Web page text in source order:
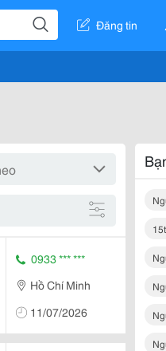
Đăng tin
0933 *** ***
Hồ Chí Minh
11/07/2026